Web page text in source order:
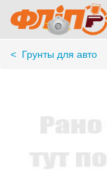
< Грунты для авто